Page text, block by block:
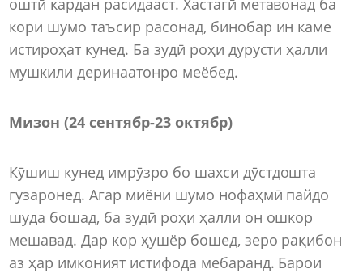
оштӣ кардан расидааст. Хастагӣ метавонад ба
кори шумо таъсир расонад, бинобар ин каме
истироҳат кунед. Ба зудӣ роҳи дурусти ҳалли
мушкили деринаатонро меёбед.
Мизон (24 сентябр-23 октябр)
Кӯшиш кунед имрӯзро бо шахси дӯстдошта
гузаронед. Агар миёни шумо нофаҳмӣ пайдо
шуда бошад, ба зудӣ роҳи ҳалли он ошкор
мешавад. Дар кор ҳушёр бошед, зеро рақибон
аз ҳар имконият истифода мебаранд. Барои